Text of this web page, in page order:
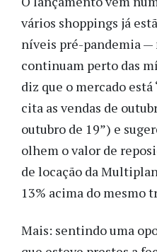
vários shoppings já
níveis pré-pandemia —
continuam perto das
diz que o mercado
cita as vendas de
outubro de 19”) e
olhem o valor de
de locação da
13% acima do mesmo
Mais: sentindo uma